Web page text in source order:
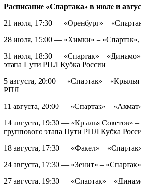
Расписание «Спартака» в июле и
21 июля, 17:30 — «Оренбург» –
28 июля, 15:00 — «Химки» –
31 июля, 18:30 — «Спартак» –
этапа Пути РПЛ Кубка России
5 августа, 20:00 — «Спартак» –
РПЛ
11 августа, 20:00 — «Спартак» –
14 августа, 19:30 — «Крылья Советов»
группового этапа Пути РПЛ Кубка
18 августа, 17:30 — «Факел» –
24 августа, 17:30 — «Зенит» –
27 августа, 19:30 — «Спартак» –